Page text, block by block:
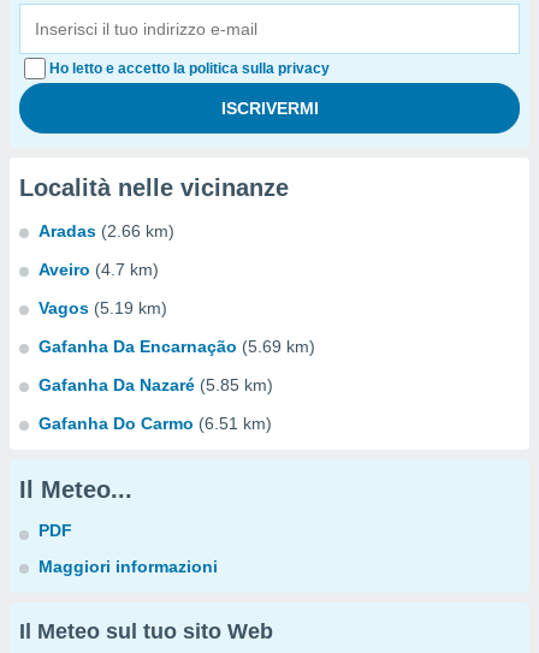
Ho letto e accetto la politica sulla privacy
Località nelle vicinanze
Aradas (2.66 km)
Aveiro (4.7 km)
Vagos (5.19 km)
Gafanha Da Encarnação (5.69 km)
Gafanha Da Nazaré (5.85 km)
Gafanha Do Carmo (6.51 km)
Il Meteo...
PDF
Maggiori informazioni
Il Meteo sul tuo sito Web